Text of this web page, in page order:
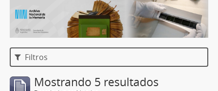
Filtros
Mostrando 5 resultados